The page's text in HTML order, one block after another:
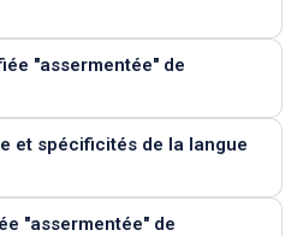
"assermentée" de
et spécificités de la langue
"assermentée" de